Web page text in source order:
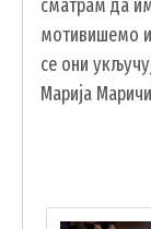
сматрам да
мотивишемо
се они
Марија